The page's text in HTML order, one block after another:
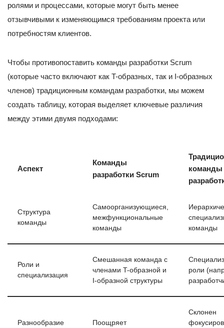
ролями и процессами, которые могут быть менее
отзывчивыми к изменяющимся требованиям проекта или
потребностям клиентов.
Чтобы противопоставить команды разработки Scrum
(которые часто включают как T-образных, так и I-образных
членов) традиционным командам разработки, мы можем
создать таблицу, которая выделяет ключевые различия
между этими двумя подходами:
Аспект
Команды
разработки Scrum
команды
Структура
команды
Самоорганизующиеся,
межфункциональные
команды
команды
Роли и
специализация
Смешанная команда с
членами T-образной и
I-образной структуры
роли
Разнообразие
Поощряет
Склонен